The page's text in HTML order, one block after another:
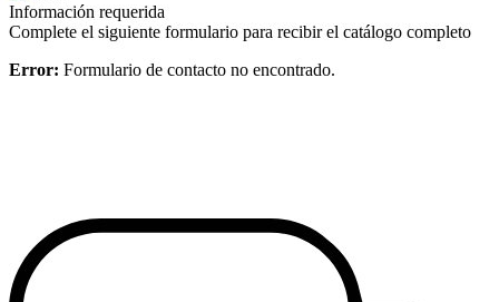
Información requerida
Complete el siguiente formulario para recibir el catálogo completo
Error: Formulario de contacto no encontrado.